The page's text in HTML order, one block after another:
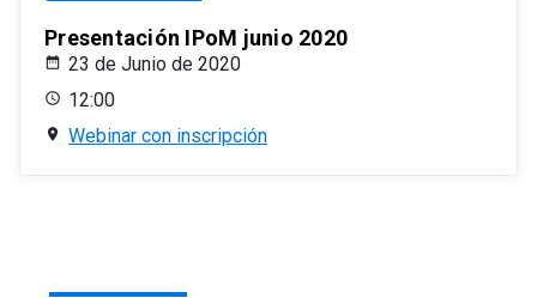
Presentación IPoM junio 2020
23 de Junio de 2020
12:00
Webinar con inscripción